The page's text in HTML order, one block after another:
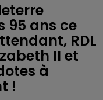
95 ans ce
RDL
II et
à
!